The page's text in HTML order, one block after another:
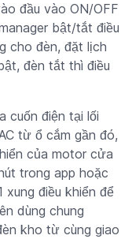
đầu vào ON/OFF
bật/tắt điều
cho đèn, đặt lịch
đèn tắt thì điều
cuốn điện tại lối
từ ổ cắm gần đó,
của motor cửa
trong app hoặc
điều khiển để
dùng chung
kho từ cùng giao